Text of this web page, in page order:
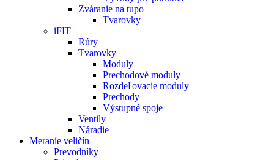
Zváranie na tupo
Tvarovky
iFIT
Rúry
Tvarovky
Moduly
Prechodové moduly
Rozdeľovacie moduly
Prechody
Výstupné spoje
Ventily
Náradie
Meranie veličín
Prevodníky